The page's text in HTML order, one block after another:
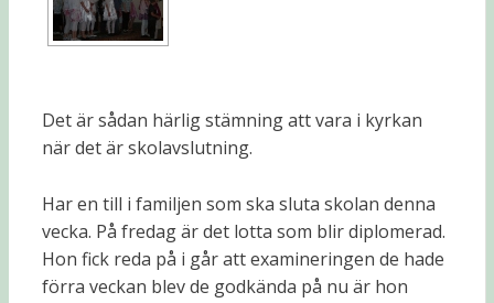
Det är sådan härlig stämning att vara i kyrkan
när det är skolavslutning.
Har en till i familjen som ska sluta skolan denna
vecka. På fredag är det lotta som blir diplomerad.
Hon fick reda på i går att examineringen de hade
förra veckan blev de godkända på nu är hon